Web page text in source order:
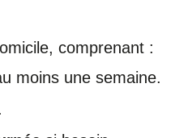
comprenant :
moins une semaine.